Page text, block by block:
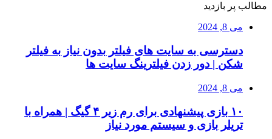
مطالب پر بازدید
می 8, 2024
دسترسی به سایت های فیلتر بدون نیاز به فیلتر
شکن | دور زدن فیلترینگ سایت ها
می 8, 2024
۱۰ بازی پیشنهادی برای رم زیر ۴ گیگ | همراه با
تریلر بازی و سیستم مورد نیاز